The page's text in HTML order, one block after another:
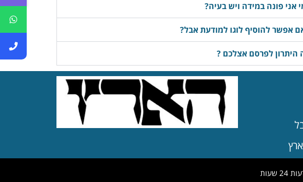
אני פונה במידה ויש בעיה?
אפשר להוסיף לוגו למודעת אבל?
היתרון לפרסם אצלכם ?
שעות